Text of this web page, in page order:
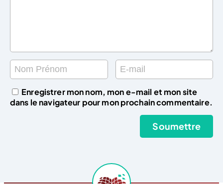
Enregistrer mon nom, mon e-mail et mon site
dans le navigateur pour mon prochain commentaire.